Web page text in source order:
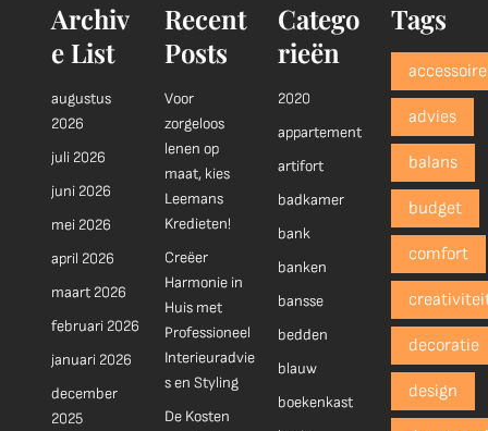
Archiv
e List
augustus
2026
juli 2026
juni 2026
mei 2026
april 2026
maart 2026
februari 2026
januari 2026
december
2025
Recent
Posts
Voor
zorgeloos
lenen op
maat, kies
Leemans
Kredieten!
Creëer
Harmonie in
Huis met
Professioneel
Interieuradvie
s en Styling
De Kosten
Catego
rieën
2020
appartement
artifort
badkamer
bank
banken
bansse
bedden
blauw
boekenkast
Tags
advies
balans
budget
comfort
decoratie
design